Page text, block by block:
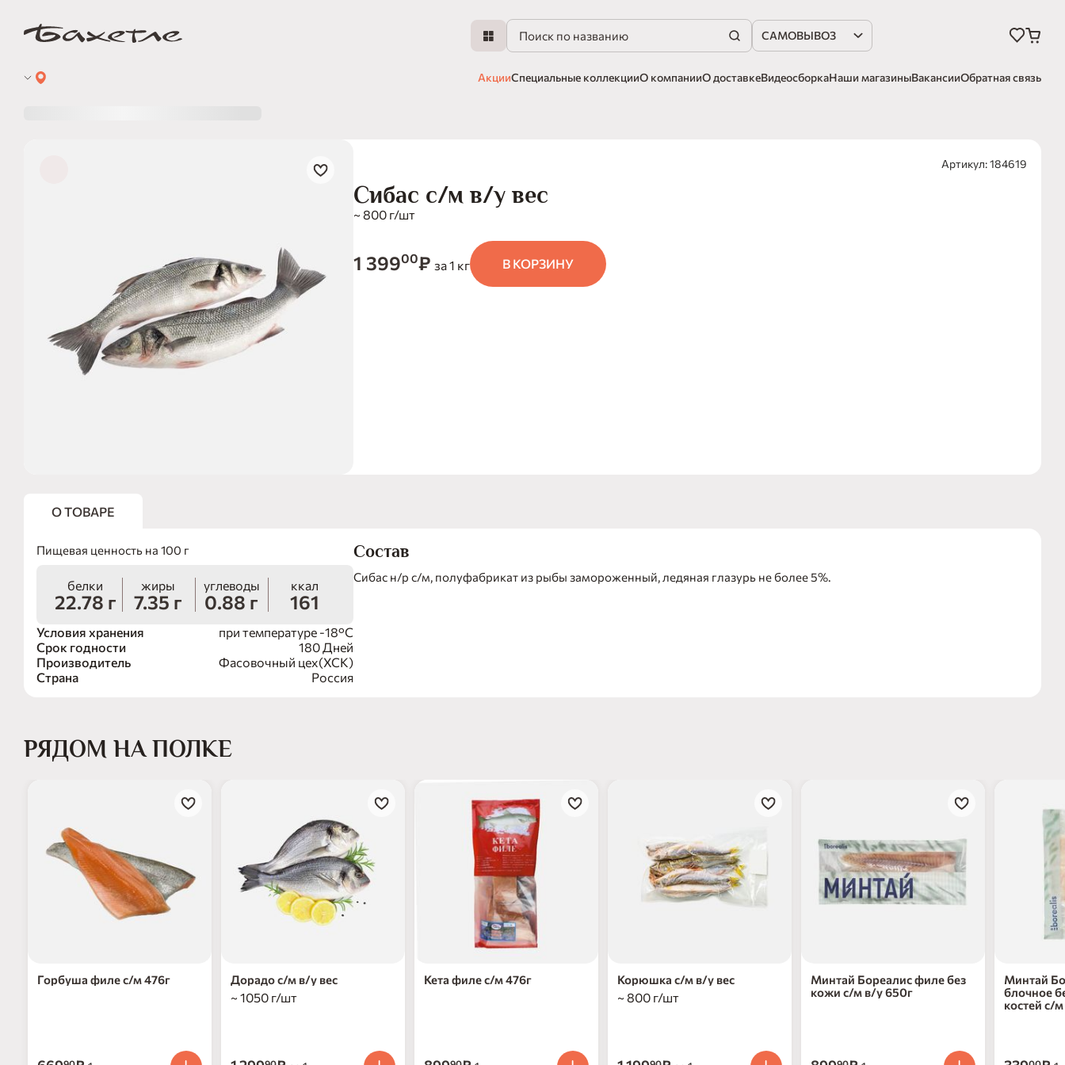
САМОВЫВОЗ
АкцииСпециальные коллекцииО компанииО доставкеВидеосборкаНаши магазиныВакансииОбратная связь
Сибас с/м в/у вес
~ 800 г/шт
1 39900₽ за 1 кг В КОРЗИНУ
Артикул: 184619
О ТОВАРЕ
Пищевая ценность на 100 г
белки
22.78 г
жиры
7.35 г
углеводы
0.88 г
ккал
161
Условия хранения
при температуре -18°С
Срок годности
180 Дней
Производитель
Фасовочный цех(ХСК)
Страна
Россия
Состав
Сибас н/р с/м, полуфабрикат из рыбы замороженный, ледяная глазурь не более 5%.
РЯДОМ НА ПОЛКЕ
Горбуша филе с/м 476г Дорадо с/м в/у вес
~ 1050 г/шт
Кета филе с/м 476г Корюшка с/м в/у вес
~ 800 г/шт
Минтай Бореалис филе без
кожи с/м в/у 650г
Минтай
блочное
костей с/